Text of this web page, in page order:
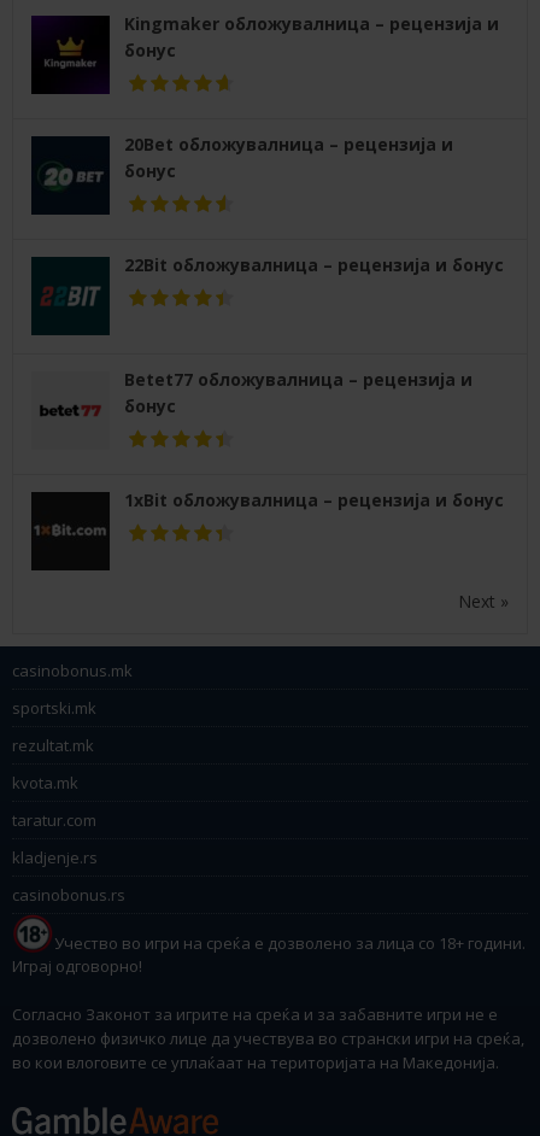
Kingmaker обложувалница – рецензија и
бонус
20Bet обложувалница – рецензија и
бонус
22Bit обложувалница – рецензија и бонус
Betet77 обложувалница – рецензија и
бонус
1xBit обложувалница – рецензија и бонус
Next »
casinobonus.mk
sportski.mk
rezultat.mk
kvota.mk
taratur.com
kladjenje.rs
casinobonus.rs
Учество во игри на среќа е дозволено за лица со 18+ години.
Играј одговорно!
Согласно Законот за игрите на среќа и за забавните игри не е
дозволено физичко лице да учествува во странски игри на среќа,
во кои влоговите се уплаќаат на територијата на Македонија.